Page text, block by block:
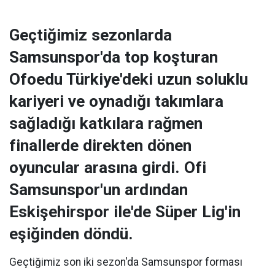
Geçtiğimiz sezonlarda
Samsunspor'da top koşturan
Ofoedu Türkiye'deki uzun soluklu
kariyeri ve oynadığı takımlara
sağladığı katkılara rağmen
finallerde direkten dönen
oyuncular arasına girdi. Ofi
Samsunspor'un ardından
Eskişehirspor ile'de Süper Lig'in
eşiğinden döndü.
Geçtiğimiz son iki sezon'da Samsunspor forması